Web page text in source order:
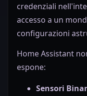
credenziali
accesso a un
configurazioni
Home Assistant
espone:
Sensori